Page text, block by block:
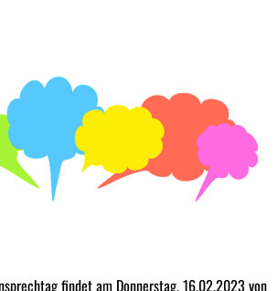
findet am Donnerstag, 16.02.2023 von